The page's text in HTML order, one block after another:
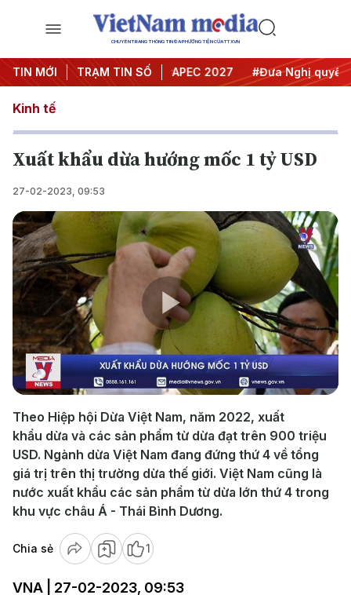
CHUYÊN TRANG THÔNG TIN ĐA PHƯƠNG TIỆN CỦA TTXVN
TIN MỚI TRẠM TIN SỐ
nghị Trung ương 3 #APEC 2027 #Đưa Nghị quyết
Kinh tế
Xuất khẩu dừa hướng mốc 1 tỷ USD
27-02-2023, 09:53
Play
Video
Theo Hiệp hội Dừa Việt Nam, năm 2022, xuất
khẩu dừa và các sản phẩm từ dừa đạt trên 900 triệu
USD. Ngành dừa Việt Nam đang đứng thứ 4 về tổng
giá trị trên thị trường dừa thế giới. Việt Nam cũng là
nước xuất khẩu các sản phẩm từ dừa lớn thứ 4 trong
khu vực châu Á - Thái Bình Dương.
Chia sẻ 1
VNA | 27-02-2023, 09:53